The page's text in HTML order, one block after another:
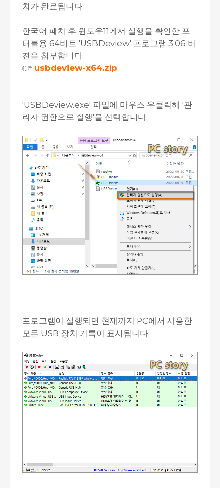
치가 완료됩니다.
한국어 패치 후 윈도우11에서 실행을 확인한 포
터블용 64비트 'USBDeview' 프로그램 3.06 버
전을 첨부합니다.
👉 usbdeview-x64.zip
'USBDeview.exe' 파일에 마우스 우클릭해 '관
리자 권한으로 실행'을 선택합니다.
프로그램이 실행되면 현재까지 PC에서 사용한
모든 USB 장치 기록이 표시됩니다.